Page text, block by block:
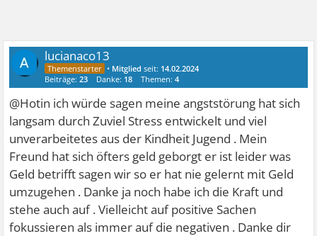
lucianaco13
• Mitglied seit: 14.02.2024
Beiträge:23 Danke: 18 Themen:4
@Hotin ich würde sagen meine angststörung hat sich
langsam durch Zuviel Stress entwickelt und viel
unverarbeitetes aus der Kindheit Jugend . Mein
Freund hat sich öfters geld geborgt er ist leider was
Geld betrifft sagen wir so er hat nie gelernt mit Geld
umzugehen . Danke ja noch habe ich die Kraft und
stehe auch auf . Vielleicht auf positive Sachen
fokussieren als immer auf die negativen . Danke dir